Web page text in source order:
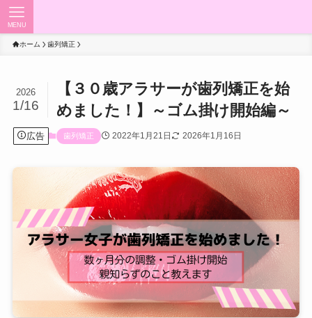
MENU
ホーム 歯列矯正
【３０歳アラサーが歯列矯正を始
めました！】～ゴム掛け開始編～
2026
1/16
広告 歯列矯正 2022年1月21日 2026年1月16日